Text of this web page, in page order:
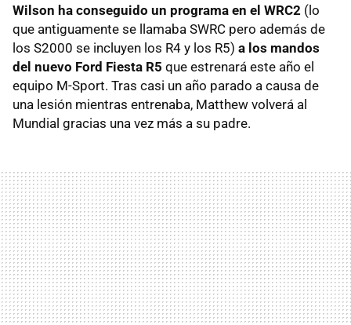
Wilson ha conseguido un programa en el WRC2 (lo
que antiguamente se llamaba SWRC pero además de
los S2000 se incluyen los R4 y los R5) a los mandos
del nuevo Ford Fiesta R5 que estrenará este año el
equipo M-Sport. Tras casi un año parado a causa de
una lesión mientras entrenaba, Matthew volverá al
Mundial gracias una vez más a su padre.